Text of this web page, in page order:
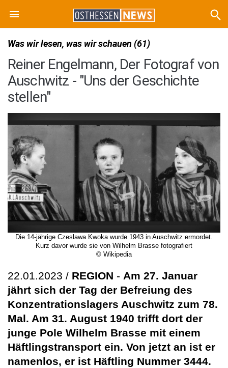
Was wir lesen, was wir schauen (61)
Reiner Engelmann, Der Fotograf von
Auschwitz - "Uns der Geschichte
stellen"
Die 14-jährige Czeslawa Kwoka wurde 1943 in Auschwitz ermordet.
Kurz davor wurde sie von Wilhelm Brasse fotografiert
© Wikipedia
22.01.2023 / REGION - Am 27. Januar
jährt sich der Tag der Befreiung des
Konzentrationslagers Auschwitz zum 78.
Mal. Am 31. August 1940 trifft dort der
junge Pole Wilhelm Brasse mit einem
Häftlingstransport ein. Von jetzt an ist er
namenlos, er ist Häftling Nummer 3444.